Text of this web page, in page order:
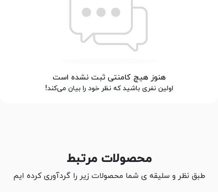
هنوز هیچ کامنتی ثبت نشده است
اولین نفری باشید که نظر خود را بیان می‌کند!
محصولات مرتبط
طبق نظر و سلیقه ی شما محصولات زیر را گردآوری کرده ایم